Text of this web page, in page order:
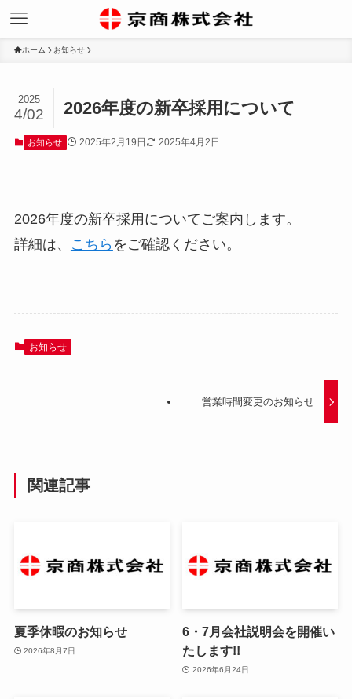
ホーム お知らせ
2026年度の新卒採用について
2025
4/02
お知らせ 2025年2月19日 2025年4月2日
2026年度の新卒採用についてご案内します。
詳細は、
こちら をご確認ください。
お知らせ
営業時間変更のお知らせ
関連記事
夏季休暇のお知らせ
2026年8月7日
6・7月会社説明会を開催い
たします!!
2026年6月24日